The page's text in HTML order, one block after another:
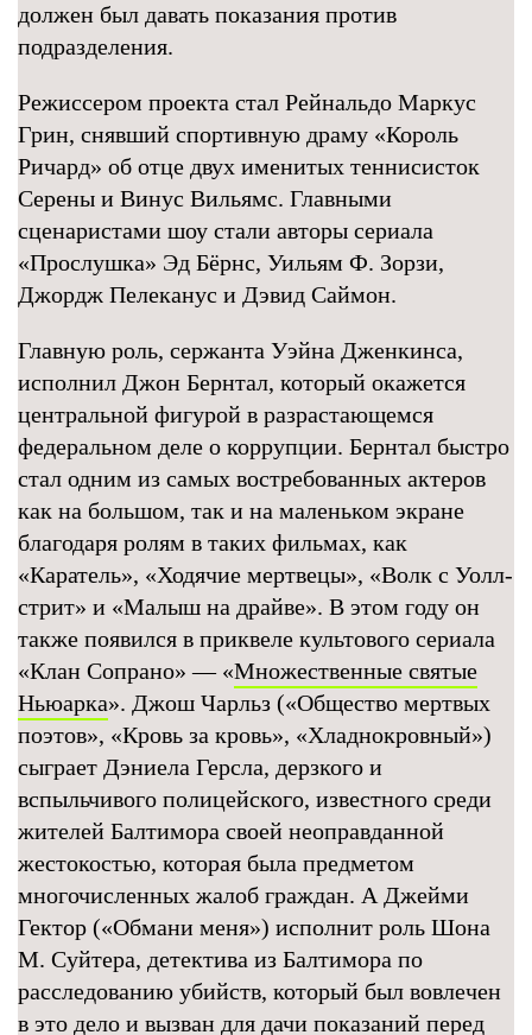
должен был давать показания против
подразделения.
Режиссером проекта стал Рейнальдо Маркус
Грин, снявший спортивную драму «Король
Ричард» об отце двух именитых теннисисток
Серены и Винус Вильямс. Главными
сценаристами шоу стали авторы сериала
«Прослушка» Эд Бёрнс, Уильям Ф. Зорзи,
Джордж Пелеканус и Дэвид Саймон.
Главную роль, сержанта Уэйна Дженкинса,
исполнил Джон Бернтал, который окажется
центральной фигурой в разрастающемся
федеральном деле о коррупции. Бернтал быстро
стал одним из самых востребованных актеров
как на большом, так и на маленьком экране
благодаря ролям в таких фильмах, как
«Каратель», «Ходячие мертвецы», «Волк с Уолл-
стрит» и «Малыш на драйве». В этом году он
также появился в приквеле культового сериала
«Клан Сопрано» — «Множественные святые
Ньюарка». Джош Чарльз («Общество мертвых
поэтов», «Кровь за кровь», «Хладнокровный»)
сыграет Дэниела Герсла, дерзкого и
вспыльчивого полицейского, известного среди
жителей Балтимора своей неоправданной
жестокостью, которая была предметом
многочисленных жалоб граждан. А Джейми
Гектор («Обмани меня») исполнит роль Шона
М. Суйтера, детектива из Балтимора по
расследованию убийств, который был вовлечен
в это дело и вызван для дачи показаний перед